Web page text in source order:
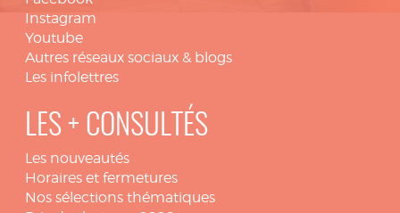
Instagram
Youtube
Autres réseaux sociaux & blogs
Les infolettres
LES + CONSULTÉS
Les nouveautés
Horaires et fermetures
Nos sélections thématiques